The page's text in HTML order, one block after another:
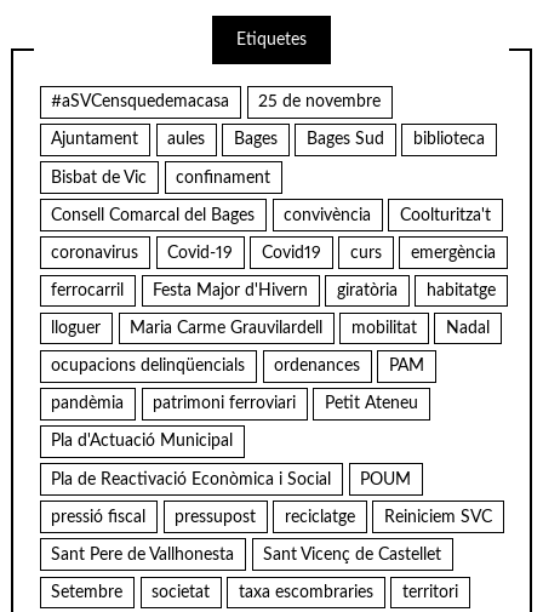
Etiquetes
#aSVCensquedemacasa 25 de novembre
Ajuntament aules Bages Bages Sud biblioteca
Bisbat de Vic confinament
Consell Comarcal del Bages convivència Coolturitza't
coronavirus Covid-19 Covid19 curs emergència
ferrocarril Festa Major d'Hivern giratòria habitatge
lloguer Maria Carme Grauvilardell mobilitat Nadal
ocupacions delinqüencials ordenances PAM
pandèmia patrimoni ferroviari Petit Ateneu
Pla d'Actuació Municipal
Pla de Reactivació Econòmica i Social POUM
pressió fiscal pressupost reciclatge Reiniciem SVC
Sant Pere de Vallhonesta Sant Vicenç de Castellet
Setembre societat taxa escombraries territori